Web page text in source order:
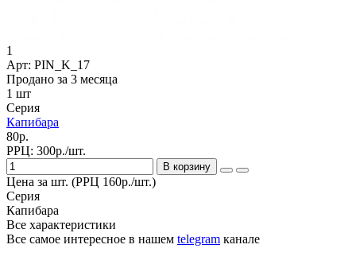
1
Арт: PIN_K_17
Продано за 3 месяца
1 шт
Серия
Капибара
80р.
РРЦ: 300р./шт.
В корзину
Цена за шт. (РРЦ 160р./шт.)
Серия
Капибара
Все характеристики
Все самое интересное в нашем telegram канале